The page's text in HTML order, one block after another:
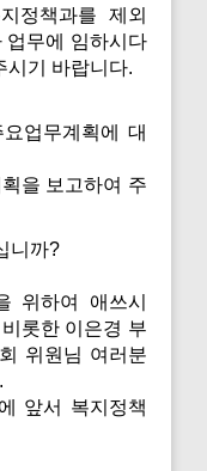
정책과를 제외
업무에 임하시다
시기 바랍니다.
업무계획에 대
을 보고하여 주
니까?
위하여 애쓰시
롯한 이은경 부
위원님 여러분
앞서 복지정책